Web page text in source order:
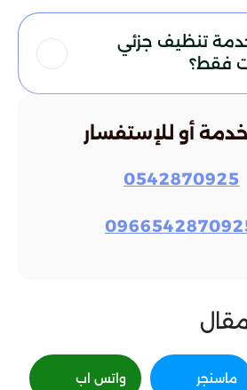
تنظيف جزئي
فقط؟
أو للإستفسار
0542870925
ماسنجر واتس اب